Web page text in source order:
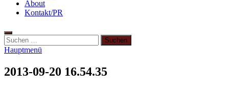
About
Kontakt/PR
Hauptmenü
2013-09-20 16.54.35